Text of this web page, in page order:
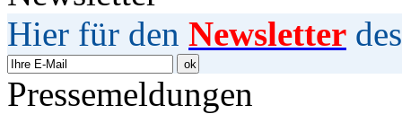
Hier für den Newsletter
Pressemeldungen